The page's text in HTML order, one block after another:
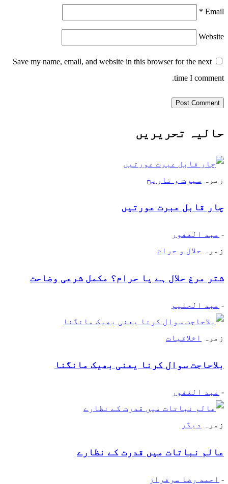
Email
*
Website
Save my name, email, and website in this browser for the next
time I comment.
حالیہ تحریریں
زمرہ سیرت و تاریخ
چار قابل عبرت عورتیں
- عبد الغفور
زمرہ
حلال و حرام
شتر مرغ حلال ہے یا حرام؟ مکمل شرعی وضاحت
- عبد الحلیم
زمرہ اخلاقیات
بلاحاجت سوال کرنا یعنی بھیک مانگنا
- عبد الغفور
زمرہ دیگر
عالم نباتات میں قدرت کے نظارے
- احمد رضا سرفراز